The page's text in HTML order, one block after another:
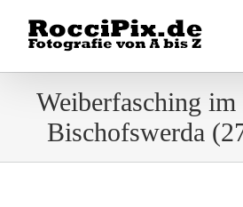
Inhalt
springen
Weiberfasching
Bischofswerda